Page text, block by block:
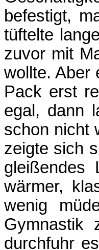
befestigt,
tüftelte
zuvor mit
wollte. Aber
Pack erst
egal, dann
schon nicht
zeigte sich
gleißendes
wärmer,
wenig
Gymnastik
durchfuhr